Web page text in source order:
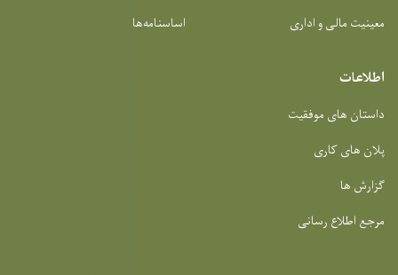
معینیت مالی و اداری
اساسنامه‌ها
اطلاعات
داستان های موفقیت
پلان های کاری
گزارش ها
مرجع اطلاع رسانی